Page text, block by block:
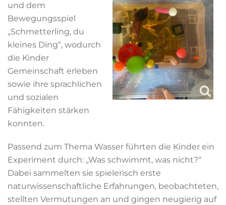
und dem
Bewegungsspiel
„Schmetterling, du
kleines Ding“, wodurch
die Kinder
Gemeinschaft erleben
sowie ihre sprachlichen
und sozialen
Fähigkeiten stärken
konnten.
Passend zum Thema Wasser führten die Kinder ein
Experiment durch: „Was schwimmt, was nicht?“
Dabei sammelten sie spielerisch erste
naturwissenschaftliche Erfahrungen, beobachteten,
stellten Vermutungen an und gingen neugierig auf